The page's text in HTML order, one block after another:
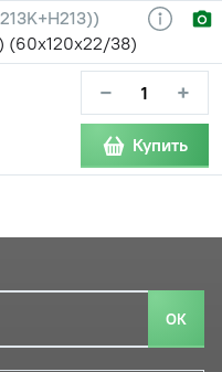
(60х120х22/38)
− +
Купить
ОК